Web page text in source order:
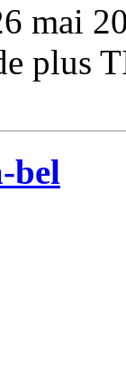
mai
plus
bel